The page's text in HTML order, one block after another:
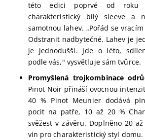
této edici poprvé od roku
charakteristický bílý sleeve a
samotnou lahev. „Pořád se
Odstranit nadbytečné. Lahev je
je jednodušší. Jde o léto,
podle vás," vysvětluje sám tvůrce.
Promyšlená trojkombinace
Pinot Noir přináší ovocnou
40 % Pinot Meunier dodává
pocit na patře, 10 až 20 %
svěžest v závěru. Doplněno 20
vín pro charakteristický styl domu.